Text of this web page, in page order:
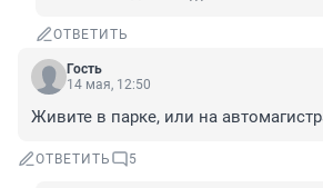
ОТВЕТИТЬ
Гость
14 мая, 12:50
Живите в парке, или на
ОТВЕТИТЬ 5